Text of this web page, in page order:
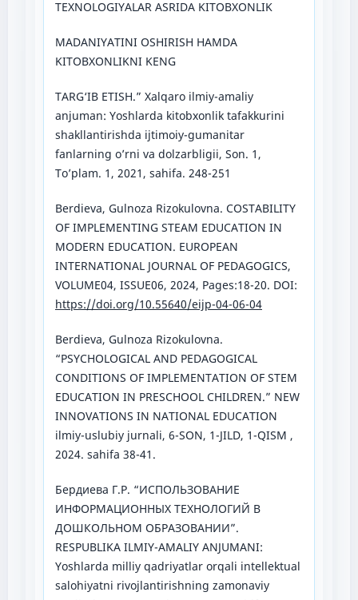
TEXNOLOGIYALAR ASRIDA KITOBXONLIK
MADANIYATINI OSHIRISH HAMDA
KITOBXONLIKNI KENG
TARG‘IB ETISH.” Xalqaro ilmiy-amaliy
anjuman: Yoshlarda kitobxonlik tafakkurini
shakllantirishda ijtimoiy-gumanitar
fanlarning o’rni va dolzarbligii, Son. 1,
To’plam. 1, 2021, sahifa. 248-251
Berdieva, Gulnoza Rizokulovna. COSTABILITY
OF IMPLEMENTING STEAM EDUCATION IN
MODERN EDUCATION. EUROPEAN
INTERNATIONAL JOURNAL OF PEDAGOGICS,
VOLUME04, ISSUE06, 2024, Pages:18-20. DOI:
https://doi.org/10.55640/eijp-04-06-04
Berdieva, Gulnoza Rizokulovna.
“PSYCHOLOGICAL AND PEDAGOGICAL
CONDITIONS OF IMPLEMENTATION OF STEM
EDUCATION IN PRESCHOOL CHILDREN.” NEW
INNOVATIONS IN NATIONAL EDUCATION
ilmiy-uslubiy jurnali, 6-SON, 1-JILD, 1-QISM ,
2024. sahifa 38-41.
Бердиева Г.Р. “ИСПОЛЬЗОВАНИЕ
ИНФОРМАЦИОННЫХ ТЕХНОЛОГИЙ В
ДОШКОЛЬНОМ ОБРАЗОВАНИИ”.
RESPUBLIKA ILMIY-AMALIY ANJUMANI:
Yoshlarda milliy qadriyatlar orqali intellektual
salohiyatni rivojlantirishning zamonaviy